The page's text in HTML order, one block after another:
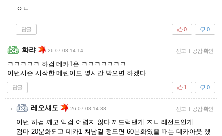
ㅇㄷ
답글 0
0
화랴 26-07-08 14:14 신고 | 공감 확인
ㅋㅋㅋㅋㅋ 하검 데카1은 ㅋㅋㅋㅋㅋㅋㅋ
이번시즌 시작한 메린이도 몇시간 박으면 하겠다
답글 0
1
레오섀도 26-07-08 14:38 신고 | 공감 확인
이번 하검 깨고 익검 어렵지 않다 꺼드럭댄게 ㅈㄴ 레전드인게
검마 20분화되고 데카1 쳐남길 정도면 60분화였을 때는 데카아웃 했